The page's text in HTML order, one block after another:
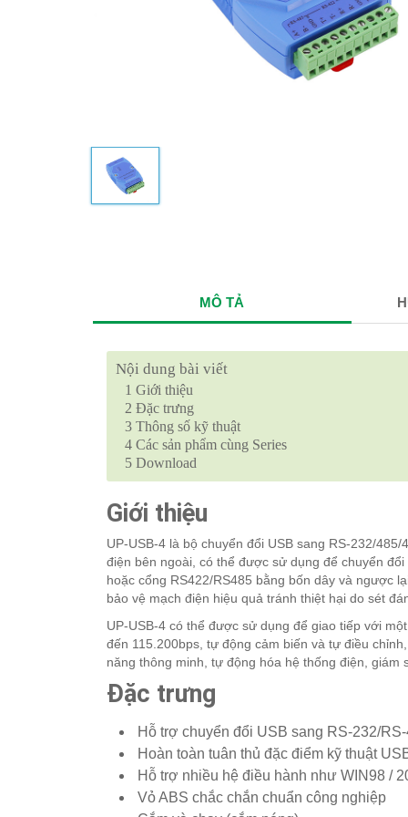
MÔ TẢ
Nội dung bài viết
1 Giới thiệu
2 Đặc trưng
3 Thông số kỹ thuật
4 Các sản phẩm cùng Series
5 Download
Giới thiệu
UP-USB-4 là bộ chuyển đổi USB sang RS-232/
điện bên ngoài, có thể được sử dụng để chuyển
hoặc cổng RS422/RS485 bằng bốn dây và ngược
bảo vệ mạch điện hiệu quả tránh thiệt hại do sét
UP-USB-4 có thể được sử dụng để giao tiếp với
đến 115.200bps, tự động cảm biến và tự điều
năng thông minh, tự động hóa hệ thống điện,
Đặc trưng
Hỗ trợ chuyển đổi USB sang RS-232/
Hoàn toàn tuân thủ đặc điểm kỹ thuật
Hỗ trợ nhiều hệ điều hành như WIN98 /
Vỏ ABS chắc chắn chuẩn công nghiệp